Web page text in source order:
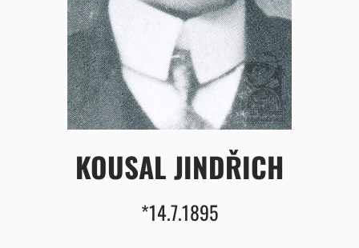
KOUSAL JINDŘICH
*14.7.1895